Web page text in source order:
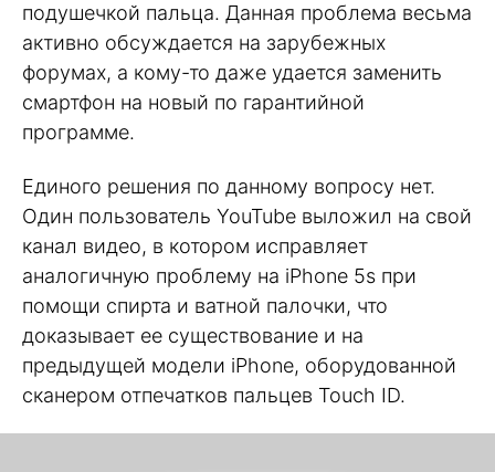
подушечкой пальца. Данная проблема весьма
активно обсуждается на зарубежных
форумах, а кому-то даже удается заменить
смартфон на новый по гарантийной
программе.
Единого решения по данному вопросу нет.
Один пользователь YouTube выложил на свой
канал видео, в котором исправляет
аналогичную проблему на iPhone 5s при
помощи спирта и ватной палочки, что
доказывает ее существование и на
предыдущей модели iPhone, оборудованной
сканером отпечатков пальцев Touch ID.